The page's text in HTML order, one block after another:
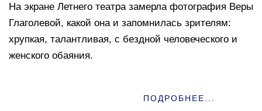
На экране Летнего театра замерла фотография Веры
Глаголевой, какой она и запомнилась зрителям:
хрупкая, талантливая, с бездной человеческого и
женского обаяния.
ПОДРОБНЕЕ...